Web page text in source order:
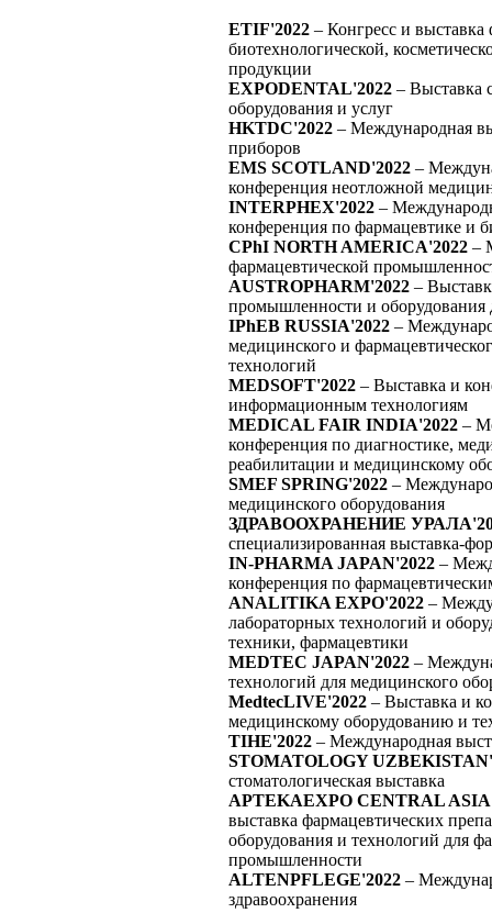
ETIF'2022 – Конгресс и выставка
биотехнологической,
продукции
EXPODENTAL'2022 – Выставка
оборудования и услуг
HKTDC'2022 – Международная
приборов
EMS SCOTLAND'2022 –
конференция неотложной
INTERPHEX'2022 –
конференция по фармацевтике и
CPhI NORTH AMERICA'2022 –
фармацевтической
AUSTROPHARM'2022 –
промышленности и оборудования
IPhEB RUSSIA'2022 –
медицинского и
технологий
MEDSOFT'2022 – Выставка и
информационным технологиям
MEDICAL FAIR INDIA'2022 –
конференция по диагностике,
реабилитации и медицинскому
SMEF SPRING'2022 –
медицинского оборудования
ЗДРАВООХРАНЕНИЕ
специализированная выставка-
IN-PHARMA JAPAN'2022 –
конференция по
ANALITIKA EXPO'2022 –
лабораторных технологий и
техники, фармацевтики
MEDTEC JAPAN'2022 –
технологий для медицинского
MedtecLIVE'2022 – Выставка и
медицинскому оборудованию и
TIHE'2022 – Международная
STOMATOLOGY
стоматологическая выставка
APTEKAEXPO CENTRAL
выставка фармацевтических
оборудования и технологий для
промышленности
ALTENPFLEGE'2022 –
здравоохранения